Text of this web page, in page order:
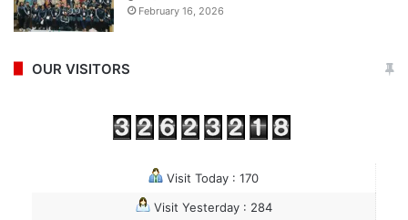
February 16, 2026
OUR VISITORS
Visit Today : 170
Visit Yesterday : 284